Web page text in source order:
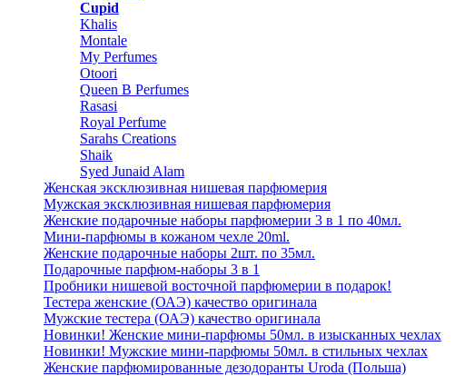
Cupid
Khalis
Montale
My Perfumes
Otoori
Queen B Perfumes
Rasasi
Royal Perfume
Sarahs Creations
Shaik
Syed Junaid Alam
Женская эксклюзивная нишевая парфюмерия
Мужская эксклюзивная нишевая парфюмерия
Женские подарочные наборы парфюмерии 3 в 1 по 40мл.
Мини-парфюмы в кожаном чехле 20ml.
Женские подарочные наборы 2шт. по 35мл.
Подарочные парфюм-наборы 3 в 1
Пробники нишевой восточной парфюмерии в подарок!
Тестера женские (ОАЭ) качество оригинала
Мужские тестера (ОАЭ) качество оригинала
Новинки! Женские мини-парфюмы 50мл. в изысканных чехлах
Новинки! Мужские мини-парфюмы 50мл. в стильных чехлах
Женские парфюмированные дезодоранты Uroda (Польша)